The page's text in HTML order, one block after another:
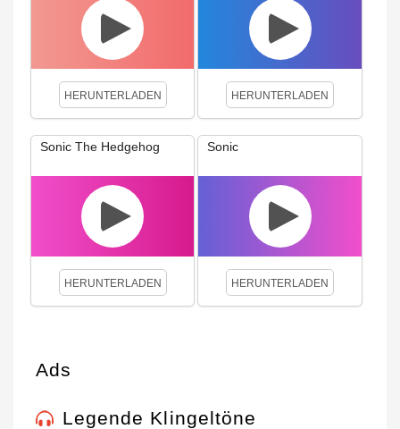
HERUNTERLADEN HERUNTERLADEN
Sonic The Hedgehog
HERUNTERLADEN
Sonic
HERUNTERLADEN
Ads
Legende Klingeltöne